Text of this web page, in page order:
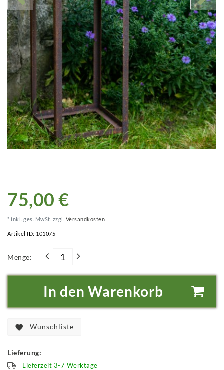
75,00 €
* inkl. ges. MwSt. zzgl. Versandkosten
Artikel ID: 101075
Menge:
In den Warenkorb
Wunschliste
Lieferung:
Lieferzeit 3-7 Werktage